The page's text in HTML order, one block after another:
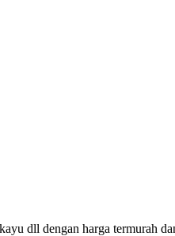
dll dengan harga termurah